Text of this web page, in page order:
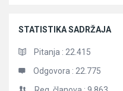
STATISTIKA SADRŽAJA
Pitanja : 22.415
Odgovora : 22.775